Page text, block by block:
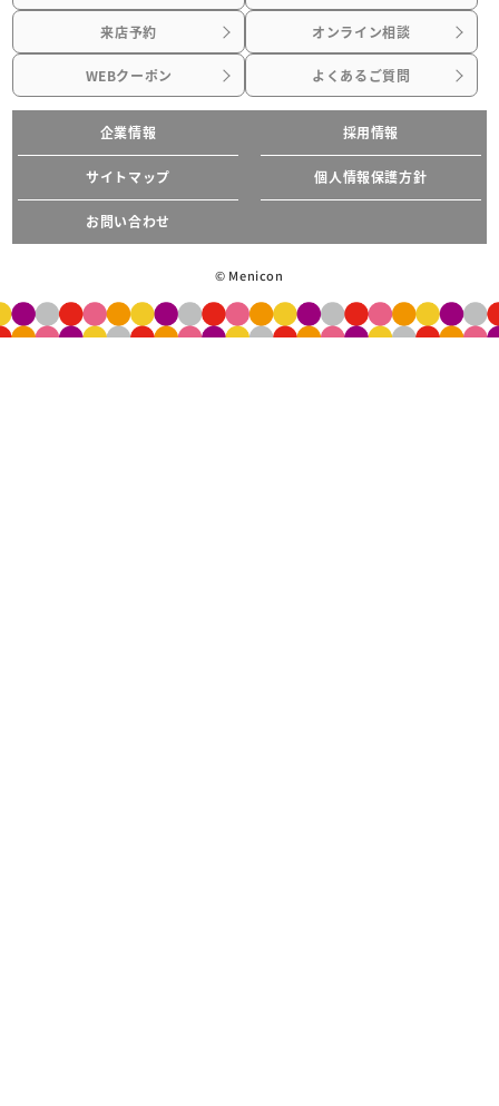
来店予約 オンライン相談
WEBクーポン よくあるご質問
企業情報 採用情報
サイトマップ 個人情報保護方針
お問い合わせ
© Menicon